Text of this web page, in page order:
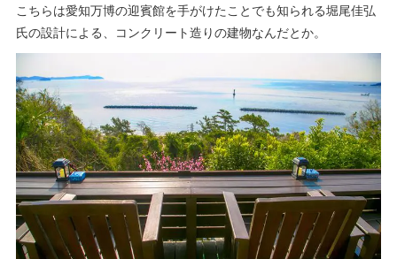
こちらは愛知万博の迎賓館を手がけたことでも知られる堀尾佳弘
氏の設計による、コンクリート造りの建物なんだとか。